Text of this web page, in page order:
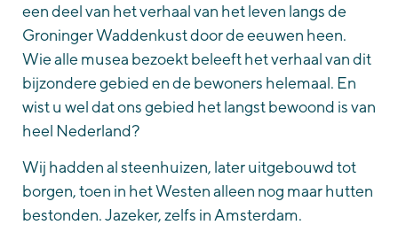
een deel van het verhaal van het leven langs de
Groninger Waddenkust door de eeuwen heen.
Wie alle musea bezoekt beleeft het verhaal van dit
bijzondere gebied en de bewoners helemaal. En
wist u wel dat ons gebied het langst bewoond is van
heel Nederland?
Wij hadden al steenhuizen, later uitgebouwd tot
borgen, toen in het Westen alleen nog maar hutten
bestonden. Jazeker, zelfs in Amsterdam.